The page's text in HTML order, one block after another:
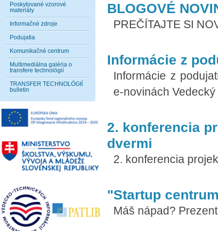
Poskytované vzorové
materiály
Informačné zdroje
Podujatia
Komunikačné centrum
Multimediálna galéria o
transfere technológií
TRANSFER TECHNOLÓGIÍ
bulletin
BLOGOVÉ
PREČÍTAJTE SI
Informácie z
Informácie z
e-novinách
2. konferencia
dvermi
2. konferencia
"Startup
Máš nápad?